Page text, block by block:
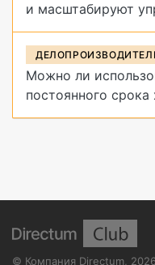
и масштабируют
Можно ли
постоянного срока
© Компания Directum 2026